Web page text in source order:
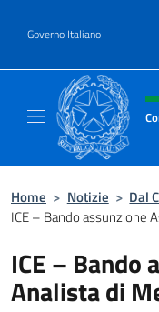
Governo Italiano
Intestazione
Home > Notizie > Dal
ICE – Bando assunzione
ICE – Bando
Analista di